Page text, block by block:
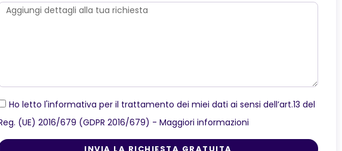
Ho letto l'informativa per il trattamento dei miei dati ai sensi dell’art.13 del
(UE) 2016/679 (GDPR 2016/679) - Maggiori informazioni
INVIA LA RICHIESTA GRATUITA